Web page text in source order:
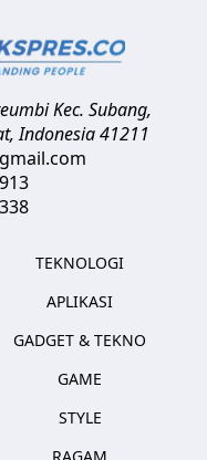
Kec. Subang,
,Indonesia41211
TEKNOLOGI
APLIKASI
GADGET & TEKNO
GAME
STYLE